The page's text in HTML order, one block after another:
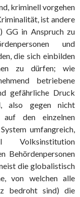
kriminell vorgehen
ist andere
GG in Anspruch zu
und
die sich einbilden
zu dürfen; wie
betriebene
gefährliche Druck
also gegen nicht
auf den einzelnen
umfangreich,
Volksinstitution
Behördenpersonen
die globalistisch
von welchen alle
bedroht sind) die